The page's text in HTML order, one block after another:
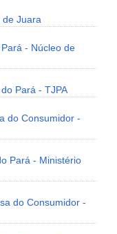
de Juara
- Núcleo de
Pará - TJPA
do Consumidor -
Pará - Ministério
do Consumidor -